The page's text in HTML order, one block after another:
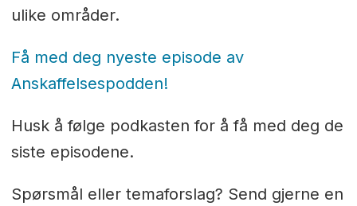
ulike områder.
Få med deg nyeste episode av
Anskaffelsespodden!
Husk å følge podkasten for å få med deg de
siste episodene.
Spørsmål eller temaforslag? Send gjerne en